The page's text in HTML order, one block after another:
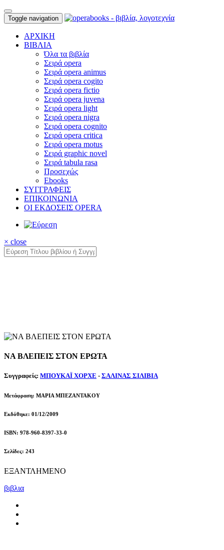
Toggle navigation
ΑΡΧΙΚΗ
ΒΙΒΛΙΑ
Όλα τα βιβλία
Σειρά opera
Σειρά opera animus
Σειρά opera cogito
Σειρά opera fictio
Σειρά opera juvena
Σειρά opera light
Σειρά opera nigra
Σειρά opera cognito
Σειρά opera critica
Σειρά opera motus
Σειρά graphic novel
Σειρά tabula rasa
Προσεχώς
Ebooks
ΣΥΓΓΡΑΦΕΙΣ
ΕΠΙΚΟΙΝΩΝΙΑ
ΟΙ ΕΚΔΟΣΕΙΣ OPERA
× close
ΝΑ ΒΛΕΠΕΙΣ ΣΤΟΝ ΕΡΩΤΑ
Συγγραφείς: ΜΠΟΥΚΑΪ ΧΟΡΧΕ - ΣΑΛΙΝΑΣ ΣΙΛΙΒΙΑ
Μετάφραση: ΜΑΡΙΑ ΜΠΕΖΑΝΤΑΚΟΥ
Εκδόθηκε: 01/12/2009
ISBN: 978-960-8397-33-0
Σελίδες: 243
ΕΞΑΝΤΛΗΜΕΝΟ
βιβλια